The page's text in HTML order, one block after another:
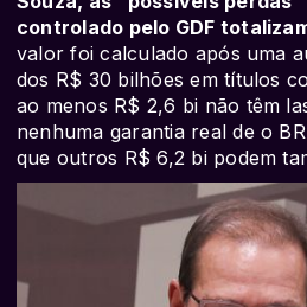
controlado pelo GDF
valor foi calculado após uma
dos R$ 30 bilhões em títulos
ao menos R$ 2,6 bi não têm
nenhuma garantia real de o
que outros R$ 6,2 bi podem